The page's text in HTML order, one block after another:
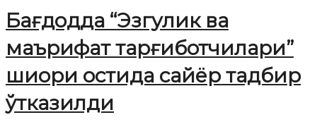
Бағдодда “Эзгулик ва
маърифат тарғиботчилари”
шиори остида сайёр тадбир
ўтказилди